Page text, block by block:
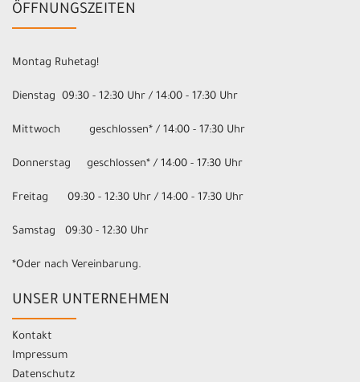
ÖFFNUNGSZEITEN
Montag Ruhetag!
Dienstag 09:30 - 12:30 Uhr / 14:00 - 17:30 Uhr
Mittwoch geschlossen* / 14:00 - 17:30 Uhr
Donnerstag geschlossen* / 14:00 - 17:30 Uhr
Freitag 09:30 - 12:30 Uhr / 14:00 - 17:30 Uhr
Samstag 09:30 - 12:30 Uhr
*Oder nach Vereinbarung.
UNSER UNTERNEHMEN
Kontakt
Impressum
Datenschutz